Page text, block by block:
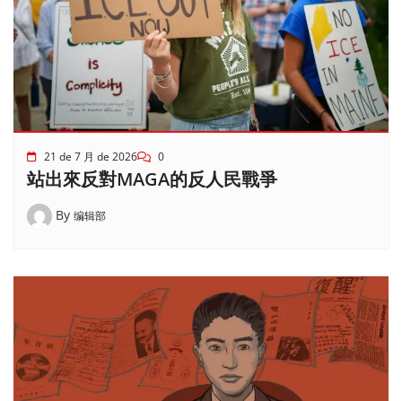
21 de 7 月 de 2026 0
站出來反對MAGA的反人民戰爭
By 编辑部